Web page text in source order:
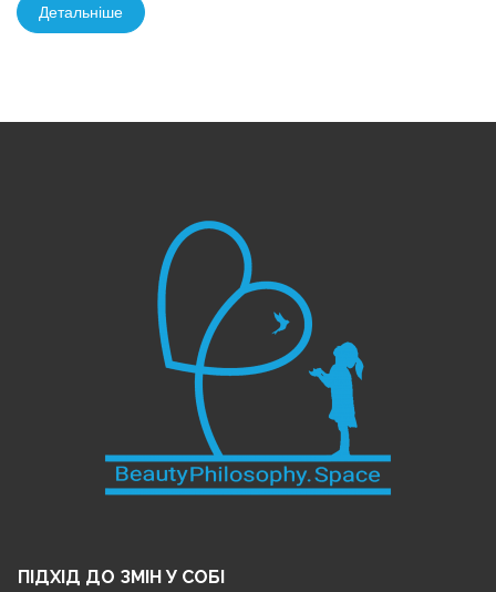
Детальніше
ПІДХІД ДО ЗМІН У СОБІ